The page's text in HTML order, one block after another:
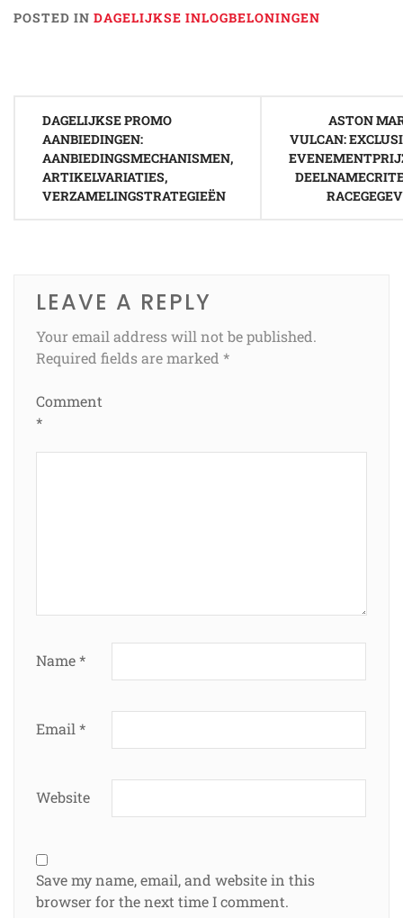
POSTED IN DAGELIJKSE INLOGBELONINGEN
navigation
DAGELIJKSE PROMO
AANBIEDINGEN:
AANBIEDINGSMECHANISMEN,
ARTIKELVARIATIES,
VERZAMELINGSTRATEGIEËN
ASTON
VULCAN:
LEAVE A REPLY
Your email address will not be published.
Required fields are marked *
Comment
*
Name*
Email *
Website
Save my name, email, and website in this
browser for the next time I comment.